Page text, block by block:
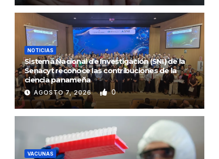
NOTICIAS
Sistema Nacional de Investigación (SNI) de la
Senacyt reconoce las contribuciones de la
ciencia panameña
AGOSTO 7, 2026 0
VACUNAS